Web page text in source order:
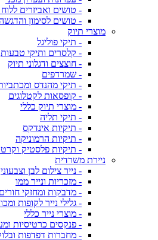
- טושים ואביזרים
- טושים לסימון
מוצרי תיוק
- תיקי פוליגל
- קלסרים ותיקי טבעות
- חוצצים ודגלוני תיוק
- שמרדפים
- תיקי מהנדס
- קופסאות לקטלוגים
- מוצרי תיוק כללי
- תיקי תליה
- תיקיות אינדקס
- תיקיות הרמוניקה
- תיקיות פלסטיק
ניירת משרדית
- נייר צילום לבן וצבעוני
- מזכריות ונייר ממו
- מדבקות ומחזקי חורים
- גלילי נייר לקופות
- מוצרי נייר כללי
- פנקסים כרטיסיות
- מחברות דפדפות